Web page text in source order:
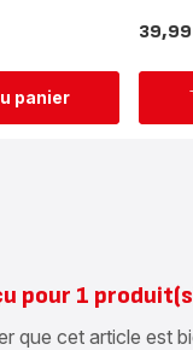
panier
Prix
pour 1
que cet article est